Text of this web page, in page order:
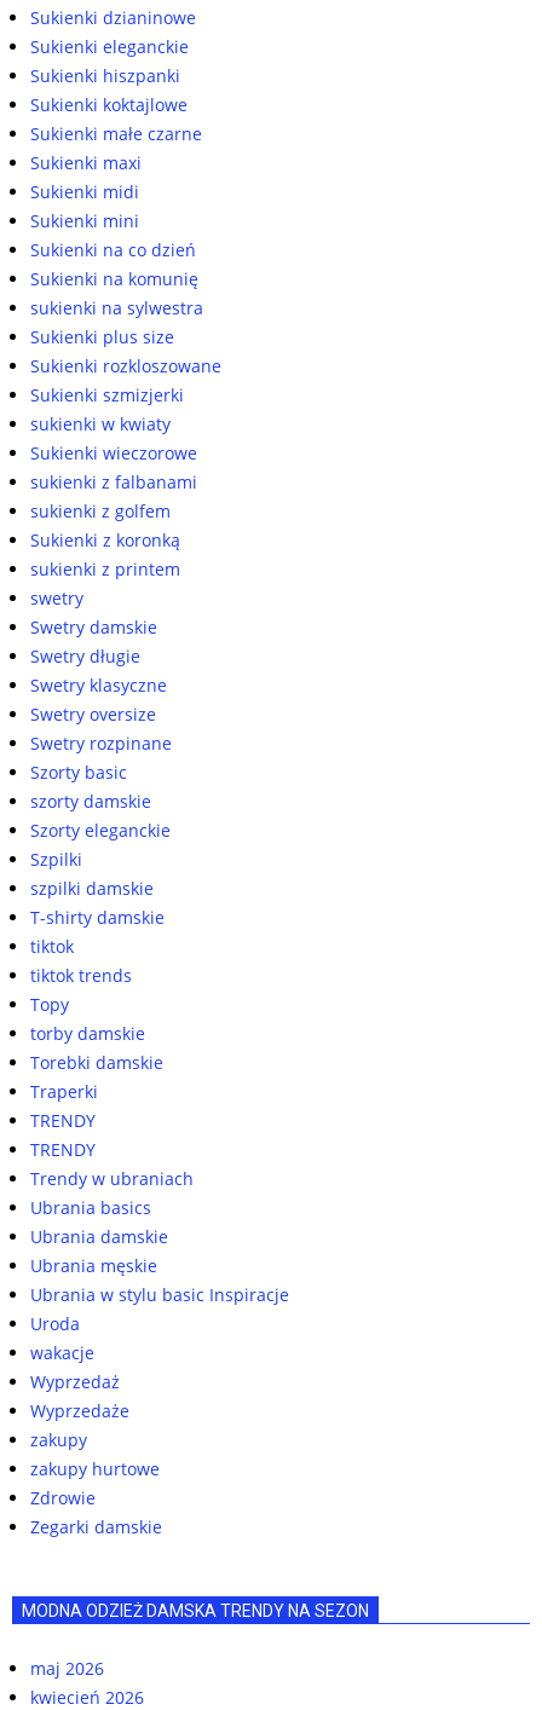
Sukienki dzianinowe
Sukienki eleganckie
Sukienki hiszpanki
Sukienki koktajlowe
Sukienki małe czarne
Sukienki maxi
Sukienki midi
Sukienki mini
Sukienki na co dzień
Sukienki na komunię
sukienki na sylwestra
Sukienki plus size
Sukienki rozkloszowane
Sukienki szmizjerki
sukienki w kwiaty
Sukienki wieczorowe
sukienki z falbanami
sukienki z golfem
Sukienki z koronką
sukienki z printem
swetry
Swetry damskie
Swetry długie
Swetry klasyczne
Swetry oversize
Swetry rozpinane
Szorty basic
szorty damskie
Szorty eleganckie
Szpilki
szpilki damskie
T-shirty damskie
tiktok
tiktok trends
Topy
torby damskie
Torebki damskie
Traperki
TRENDY
TRENDY
Trendy w ubraniach
Ubrania basics
Ubrania damskie
Ubrania męskie
Ubrania w stylu basic Inspiracje
Uroda
wakacje
Wyprzedaż
Wyprzedaże
zakupy
zakupy hurtowe
Zdrowie
Zegarki damskie
MODNA ODZIEŻ DAMSKA TRENDY NA SEZON
maj 2026
kwiecień 2026